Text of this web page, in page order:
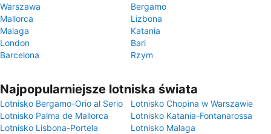
Warszawa
Bergamo
Mallorca
Lizbona
Malaga
Katania
London
Bari
Barcelona
Rzym
Najpopularniejsze lotniska świata
Lotnisko Bergamo-Orio al Serio
Lotnisko Chopina w Warszawie
Lotnisko Palma de Mallorca
Lotnisko Katania-Fontanarossa
Lotnisko Lisbona-Portela
Lotnisko Malaga